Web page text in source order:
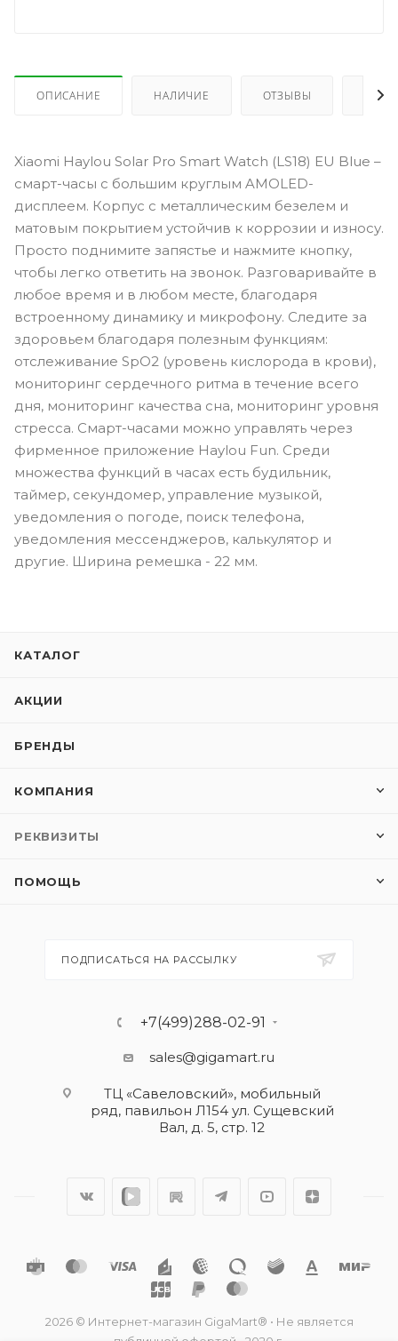
ОПИСАНИЕ НАЛИЧИЕ ОТЗЫВЫ КАК
Xiaomi Haylou Solar Pro Smart Watch (LS18) EU Blue –
смарт-часы с большим круглым AMOLED-
дисплеем. Корпус с металлическим безелем и
матовым покрытием устойчив к коррозии и износу.
Просто поднимите запястье и нажмите кнопку,
чтобы легко ответить на звонок. Разговаривайте в
любое время и в любом месте, благодаря
встроенному динамику и микрофону. Следите за
здоровьем благодаря полезным функциям:
отслеживание SpO2 (уровень кислорода в крови),
мониторинг сердечного ритма в течение всего
дня, мониторинг качества сна, мониторинг уровня
стресса. Смарт-часами можно управлять через
фирменное приложение Haylou Fun. Среди
множества функций в часах есть будильник,
таймер, секундомер, управление музыкой,
уведомления о погоде, поиск телефона,
уведомления мессенджеров, калькулятор и
другие. Ширина ремешка - 22 мм.
КАТАЛОГ
АКЦИИ
БРЕНДЫ
КОМПАНИЯ
РЕКВИЗИТЫ
ПОМОЩЬ
ПОДПИСАТЬСЯ НА РАССЫЛКУ
+7(499)288-02-91
sales@gigamart.ru
ТЦ «Савеловский», мобильный
ряд, павильон Л154 ул. Сущевский
Вал, д. 5, стр. 12
2026 © Интернет-магазин GigaMart® • Не является